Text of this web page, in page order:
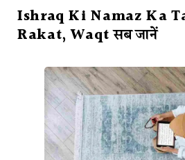
Ishraq Ki Namaz Ka
Rakat, Waqt सब जानें